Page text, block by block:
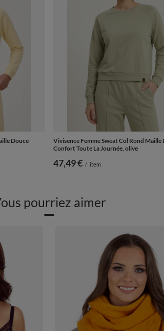
Douce
Vivisence Femme Sweat Col Rond Maille
Confort Toute La Journée, olive
47,49 € / item
pourriez aimer